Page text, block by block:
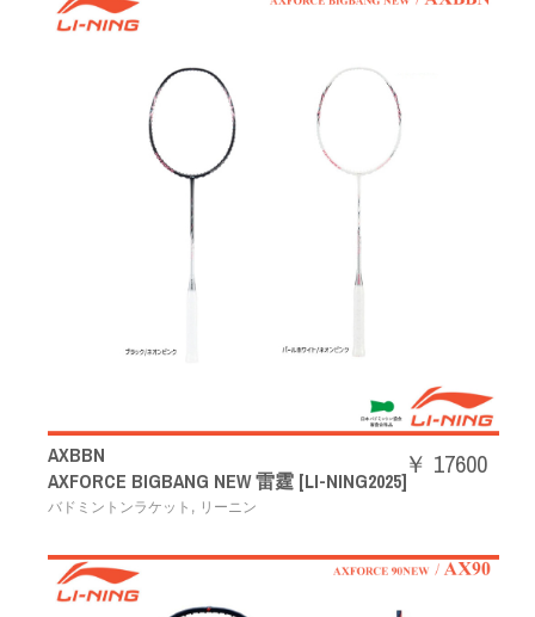
AXBBN
AXFORCE BIGBANG NEW 雷霆 [LI-NING2025]
バドミントンラケット , リーニン
￥ 17600